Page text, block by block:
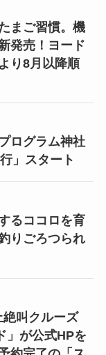
まご習慣。機
発売！ヨード
り8月以降順
ログラム神社
」スタート
るココロを育
りごろつられ
叫クルーズ
」が公式HPを